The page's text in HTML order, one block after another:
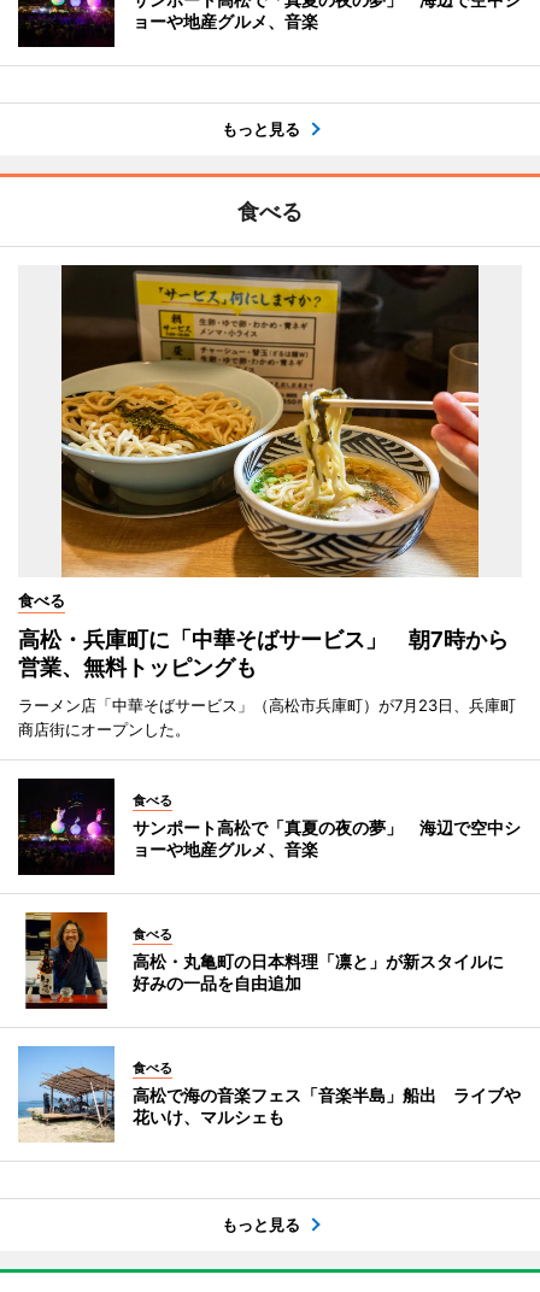
ョーや地産グルメ、音楽
もっと見る
食べる
食べる
高松・兵庫町に「中華そばサービス」 朝7時から
営業、無料トッピングも
ラーメン店「中華そばサービス」（高松市兵庫町）が7月23日、兵庫町
商店街にオープンした。
食べる
サンポート高松で「真夏の夜の夢」 海辺で空中シ
ョーや地産グルメ、音楽
食べる
高松・丸亀町の日本料理「凛と」が新スタイルに
好みの一品を自由追加
食べる
高松で海の音楽フェス「音楽半島」船出 ライブや
花いけ、マルシェも
もっと見る